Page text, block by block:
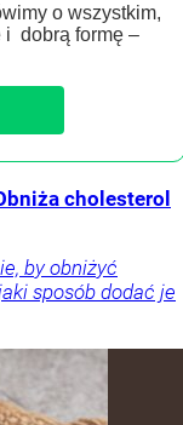
o wszystkim,
i dobrą formę –
cholesterol
by obniżyć
sposób dodać je